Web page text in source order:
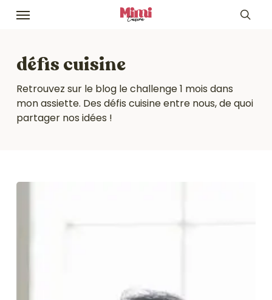
Skip
content
Menu
défis cuisine
Retrouvez sur le blog le challenge 1 mois dans
mon assiette. Des défis cuisine entre nous, de quoi
partager nos idées !